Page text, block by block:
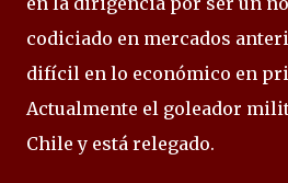
codiciado en mercados
difícil en lo económico en
Actualmente el goleador
Chile y está relegado.